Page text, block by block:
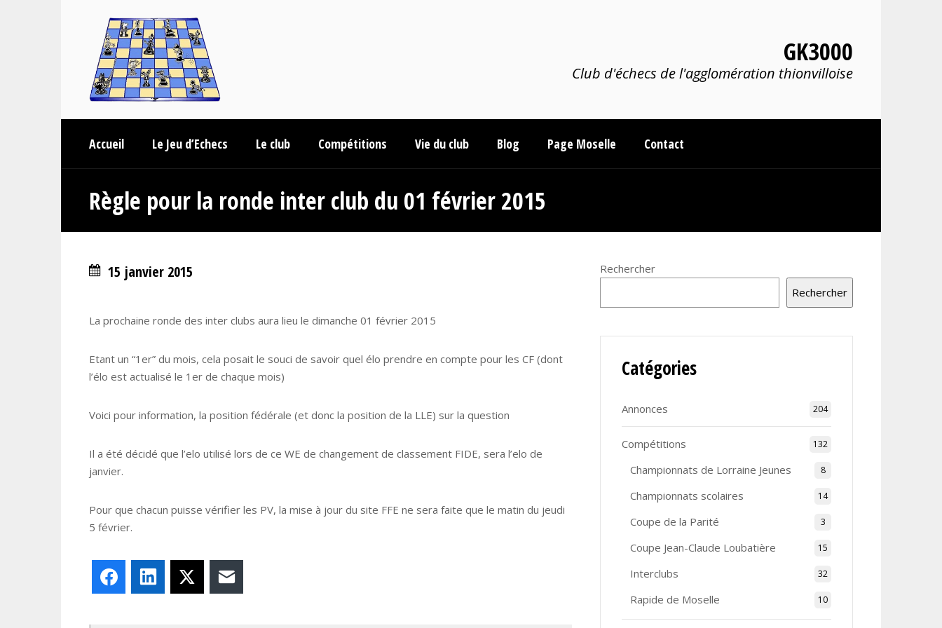
GK3000
Club d'échecs de l'agglomération thionvilloise
Accueil Le Jeu d’Echecs Le club Compétitions Vie du club Blog Page Moselle Contact
Règle pour la ronde inter club du 01 février 2015
15 janvier 2015
La prochaine ronde des inter clubs aura lieu le dimanche 01 février 2015
Etant un “1er” du mois, cela posait le souci de savoir quel élo prendre en compte pour les CF (dont
l’élo est actualisé le 1er de chaque mois)
Voici pour information, la position fédérale (et donc la position de la LLE) sur la question
Il a été décidé que l’elo utilisé lors de ce WE de changement de classement FIDE, sera l’elo de
janvier.
Pour que chacun puisse vérifier les PV, la mise à jour du site FFE ne sera faite que le matin du jeudi
5 février.
FacebookLinkedIn
Rechercher
Rechercher
Catégories
Annonces 204
Compétitions 132
Championnats de Lorraine Jeunes 8
Championnats scolaires 14
Coupe de la Parité 3
Coupe Jean-Claude Loubatière 15
Interclubs 32
Rapide de Moselle 10